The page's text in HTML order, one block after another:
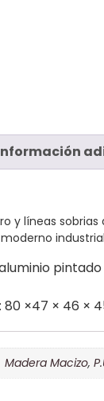
y líneas
pintado
: 80 ×47 × 46 ×
Madera Macizo,